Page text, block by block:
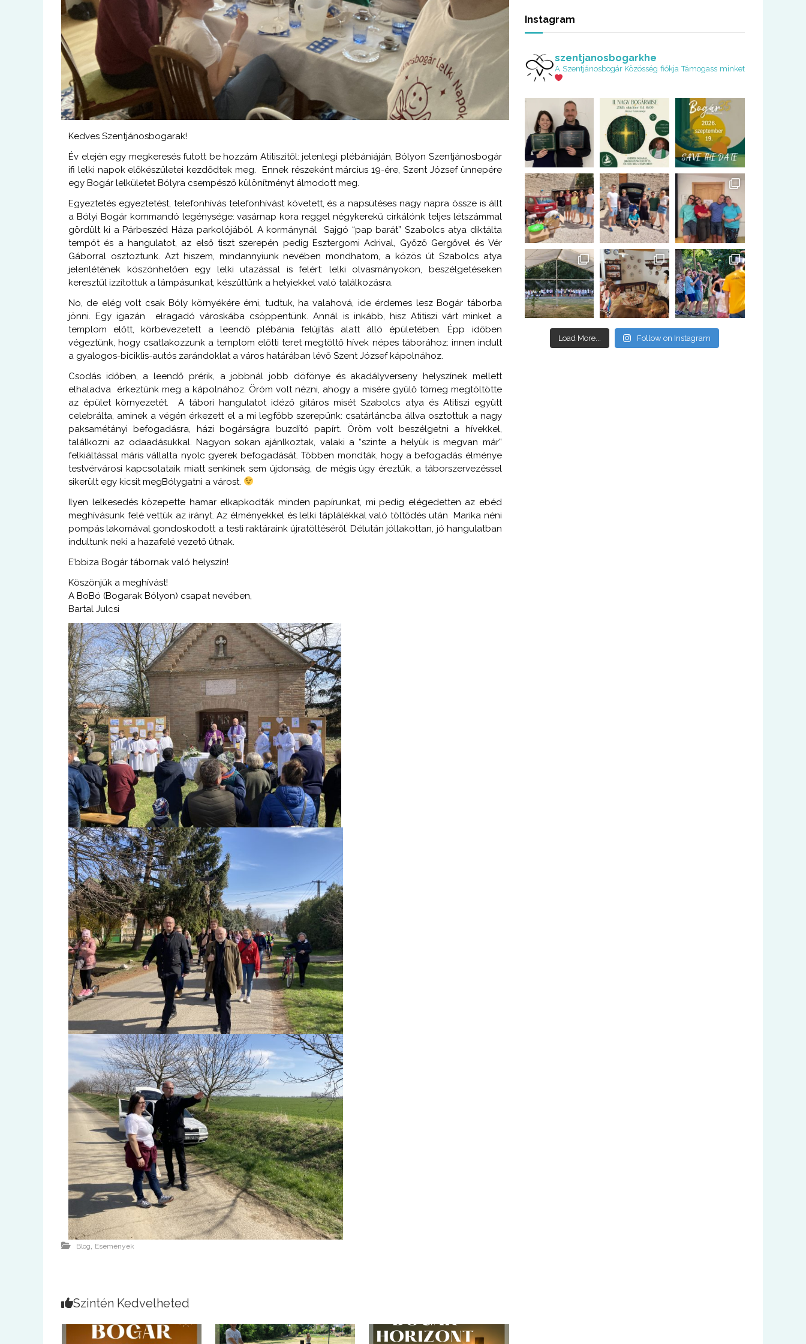
Kedves Szentjánosbogarak!
Év elején egy megkeresés futott be hozzám Atitiszitől: jelenlegi plébániáján, Bólyon Szentjánosbogár
ifi lelki napok előkészületei kezdődtek meg. Ennek részeként március 19-ére, Szent József ünnepére
egy Bogár lelkületet Bólyra csempésző különítményt álmodott meg.
Egyeztetés egyeztetést, telefonhívás telefonhívást követett, és a napsütéses nagy napra össze is állt
a Bólyi Bogár kommandó legénysége: vasárnap kora reggel négykerekű cirkálónk teljes létszámmal
gördült ki a Párbeszéd Háza parkolójából. A kormánynál Sajgó “pap barát” Szabolcs atya diktálta
tempót és a hangulatot, az első tiszt szerepén pedig Esztergomi Adrival, Győző Gergővel és Vér
Gáborral osztoztunk. Azt hiszem, mindannyiunk nevében mondhatom, a közös út Szabolcs atya
jelenlétének köszönhetően egy lelki utazással is felért: lelki olvasmányokon, beszélgetéseken
keresztül izzítottuk a lámpásunkat, készültünk a helyiekkel való találkozásra.
No, de elég volt csak Bóly környékére érni, tudtuk, ha valahová, ide érdemes lesz Bogár táborba
jönni. Egy igazán elragadó városkába csöppentünk. Annál is inkább, hisz Atitiszi várt minket a
templom előtt, körbevezetett a leendő plébánia felújítás alatt álló épületében. Épp időben
végeztünk, hogy csatlakozzunk a templom előtti teret megtöltő hívek népes táborához: innen indult
a gyalogos-biciklis-autós zarándoklat a város határában lévő Szent József kápolnához.
Csodás időben, a leendő prérik, a jobbnál jobb döfönye és akadályverseny helyszínek mellett
elhaladva érkeztünk meg a kápolnához. Öröm volt nézni, ahogy a misére gyűlő tömeg megtöltötte
az épület környezetét.A tábori hangulatot idéző gitáros misét Szabolcs atya és Atitiszi együtt
celebrálta, aminek a végén érkezett el a mi legfőbb szerepünk: csatárláncba állva osztottuk a nagy
paksamétányi befogadásra, házi bogárságra buzdító papírt. Öröm volt beszélgetni a hívekkel,
találkozni az odaadásukkal. Nagyon sokan ajánlkoztak, valaki a “szinte a helyük is megvan már”
felkiáltással máris vállalta nyolc gyerek befogadását. Többen mondták, hogy a befogadás élménye
testvérvárosi kapcsolataik miatt senkinek sem újdonság, de mégis úgy éreztük, a táborszervezéssel
sikerült egy kicsit megBólygatni a várost.
Ilyen lelkesedés közepette hamar elkapkodták minden papírunkat, mi pedig elégedetten az ebéd
meghívásunk felé vettük az irányt. Az élményekkel és lelki táplálékkal való töltődés után Marika néni
pompás lakomával gondoskodott a testi raktáraink újratöltéséről. Délután jóllakottan, jó hangulatban
indultunk neki a hazafelé vezető útnak.
E’bbiza Bogár tábornak való helyszín!
Köszönjük a meghívást!
A BoBó (Bogarak Bólyon) csapat nevében,
Bartal Julcsi
Blog, Események
Szintén Kedvelheted
Instagram
szentjanosbogarkhe
A Szentjánosbogár Közösség fiókja Támogass minket
Load More... Follow on Instagram